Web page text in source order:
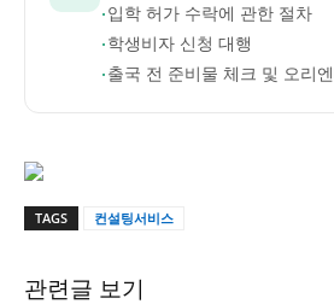
·입학 허가 수락에 관한 절차
·학생비자 신청 대행
·출국 전 준비물 체크 및 오리
TAGS 컨설팅서비스
관련글 보기